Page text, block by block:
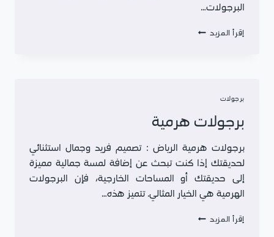
البرجولات…
إقرأ المزيد برجولات
برجولات
برجولات هرمية
برجولات هرمية الرياض : تصميم فريد وجمال استثنائي
لحديقتك إذا كنت تبحث عن إضافة لمسة جمالية مميزة
إلى حديقتك أو المساحات الخارجية، فإن البرجولات
الهرمية هي الخيار المثالي. تتميز هذه…
إقرأ المزيد برجولات